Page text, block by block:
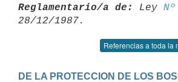
Reglamentario/a de: Ley
Referencias a toda la
DE LA PROTECCION DE LOS